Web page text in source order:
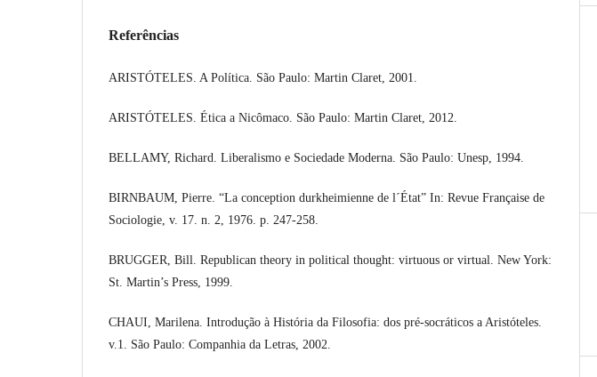
Referências
ARISTÓTELES. A Política. São Paulo: Martin Claret, 2001.
ARISTÓTELES. Ética a Nicômaco. São Paulo: Martin Claret, 2012.
BELLAMY, Richard. Liberalismo e Sociedade Moderna. São Paulo: Unesp, 1994.
BIRNBAUM, Pierre. “La conception durkheimienne de l´État” In: Revue Française de
Sociologie, v. 17. n. 2, 1976. p. 247-258.
BRUGGER, Bill. Republican theory in political thought: virtuous or virtual. New York:
St. Martin’s Press, 1999.
CHAUI, Marilena. Introdução à História da Filosofia: dos pré-socráticos a Aristóteles.
v.1. São Paulo: Companhia da Letras, 2002.